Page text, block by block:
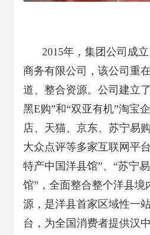
2015年，集团公司成
商务有限公司，该公司重
道、整合资源。公司建立
黑E购”和“双亚有机”淘宝
店、天猫、京东、苏宁易
大众点评等多家互联网平
特产中国洋县馆”、“苏宁
馆”，全面整合整个洋县境
源，是洋县首家区域性一
台，为全国消费者提供汉